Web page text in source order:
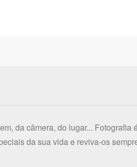
da câmera, do lugar... Fotografia
da sua vida e reviva-os